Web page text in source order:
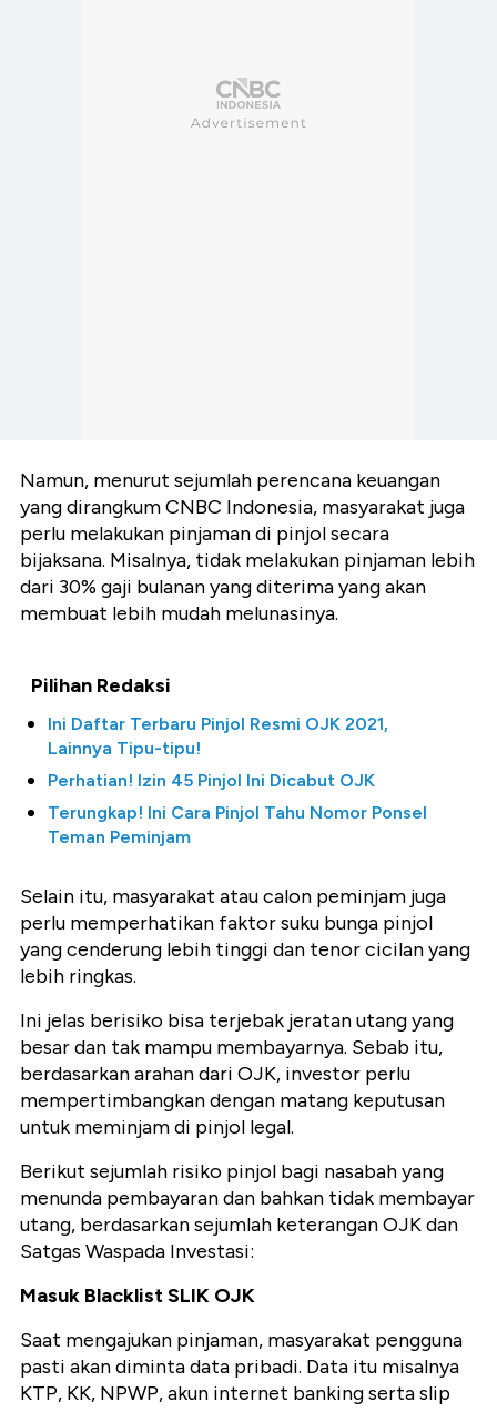
Namun, menurut sejumlah perencana keuangan
yang dirangkum CNBC Indonesia, masyarakat juga
perlu melakukan pinjaman di pinjol secara
bijaksana. Misalnya, tidak melakukan pinjaman lebih
dari 30% gaji bulanan yang diterima yang akan
membuat lebih mudah melunasinya.
Pilihan Redaksi
Ini Daftar Terbaru Pinjol Resmi OJK 2021,
Lainnya Tipu-tipu!
Perhatian! Izin 45 Pinjol Ini Dicabut OJK
Terungkap! Ini Cara Pinjol Tahu Nomor Ponsel
Teman Peminjam
Selain itu, masyarakat atau calon peminjam juga
perlu memperhatikan faktor suku bunga pinjol
yang cenderung lebih tinggi dan tenor cicilan yang
lebih ringkas.
Ini jelas berisiko bisa terjebak jeratan utang yang
besar dan tak mampu membayarnya. Sebab itu,
berdasarkan arahan dari OJK, investor perlu
mempertimbangkan dengan matang keputusan
untuk meminjam di pinjol legal.
Berikut sejumlah risiko pinjol bagi nasabah yang
menunda pembayaran dan bahkan tidak membayar
utang, berdasarkan sejumlah keterangan OJK dan
Satgas Waspada Investasi:
Masuk Blacklist SLIK OJK
Saat mengajukan pinjaman, masyarakat pengguna
pasti akan diminta data pribadi. Data itu misalnya
KTP, KK, NPWP, akun internet banking serta slip